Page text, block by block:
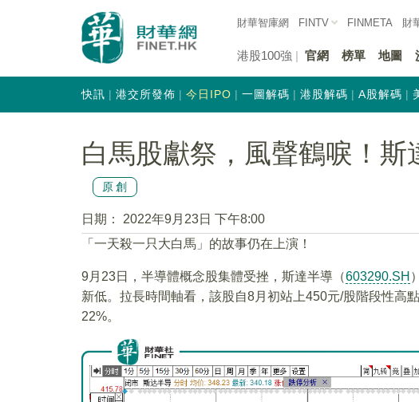
財華智庫網 FINTV FINMETA 財
港股100強 官網 榜單 地圖
快訊 港交所發佈 今日IPO 一圖解碼 港股解碼 A股解碼
白馬股獻祭，風聲鶴唳！斯
原創
日期：
2022年9月23日 下午8:00
「一天殺一只大白馬」的故事仍在上演！
9月23日，半導體概念股集體受挫，斯達半導（603290.SH
新低。拉長時間軸看，該股自8月初站上450元/股階段性高
22%。